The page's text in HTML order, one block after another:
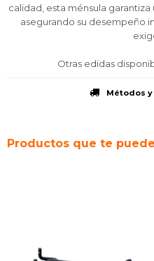
calidad, esta ménsula garantiza
asegurando su desempeño
Otras edidas
Métodos
Productos que te